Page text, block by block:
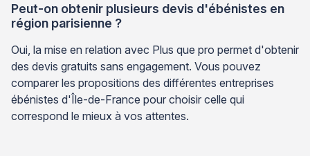
Peut-on obtenir plusieurs devis d'ébénistes en
région parisienne ?
Oui, la mise en relation avec Plus que pro permet d'obtenir
des devis gratuits sans engagement. Vous pouvez
comparer les propositions des différentes entreprises
ébénistes d'Île-de-France pour choisir celle qui
correspond le mieux à vos attentes.